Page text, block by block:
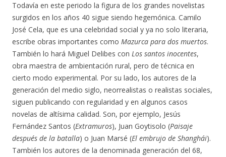
Todavía en este periodo la figura de los grandes novelistas
surgidos en los años 40 sigue siendo hegemónica. Camilo
José Cela, que es una celebridad social y ya no solo literaria,
escribe obras importantes como Mazurca para dos muertos.
También lo hará Miguel Delibes con Los santos inocentes,
obra maestra de ambientación rural, pero de técnica en
cierto modo experimental. Por su lado, los autores de la
generación del medio siglo, neorrealistas o realistas sociales,
siguen publicando con regularidad y en algunos casos
novelas de altísima calidad. Son, por ejemplo, Jesús
Fernández Santos (Extramuros), Juan Goytisolo (Paisaje
después de la batalla) o Juan Marsé (El embrujo de Shanghái).
También los autores de la denominada generación del 68,